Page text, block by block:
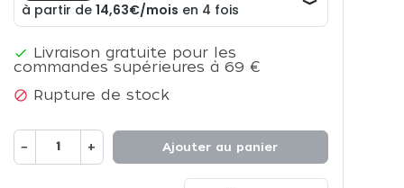
 Livraison gratuite pour les
commandes supérieures à 69 €
 Rupture de stock
− + Ajouter au panier